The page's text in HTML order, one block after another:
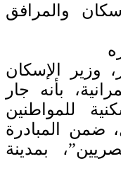
والمرافق
وزير الإسكان
بأنه جار
للمواطنين
ضمن المبادرة
بمدينة